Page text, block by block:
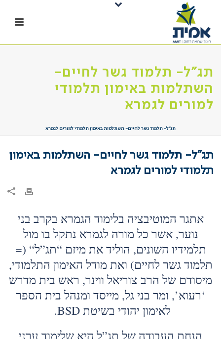
תג"ל- תלמוד גשר לחיים-
השתלמות באימון תלמודי
למורים לגמרא
תג”ל- תלמוד גשר לחיים- השתלמות באימון תלמודי למורים לגמרא
תג"ל- תלמוד גשר לחיים- השתלמות באימון
תלמודי למורים לגמרא
אתגר המוטיבציה בלימוד הגמרא בקרב בני
נוער, אשר כל מורה לגמרא נתקל בו מול
תלמידיו השונים, הוליד את מיזם “תג”ל“ (=
תלמוד גשר לחיים) ואת מודל האימון התלמודי,
מיסודם של הרב צוריאל ווינר, ראש בית מדרש
‘רעוא’, ומר בני גל, מייסד ומנהל בית הספר
לאימון יהודי בשיטת BSD.
הנחת העבודה של תג”ל היא שלימוד ערני